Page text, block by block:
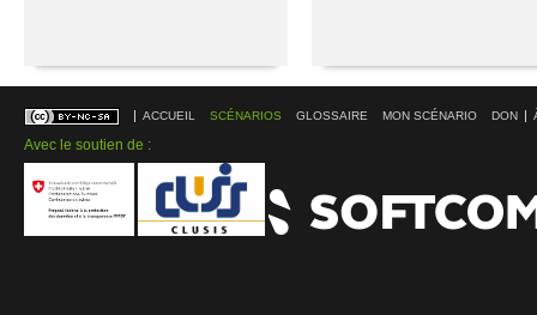
ACCUEIL SCÉNARIOS GLOSSAIRE MON SCÉNARIO DON
Avec le soutien de :